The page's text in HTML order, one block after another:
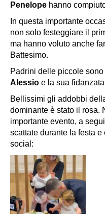
Penelope hanno
In questa importante
non solo festeggiare il
ma hanno voluto anche
Battesimo.
Padrini delle piccole
Alessio e la sua fidanzata
Bellissimi gli addobbi
dominante è stato il rosa.
importante evento, a
scattate durante la festa
social: